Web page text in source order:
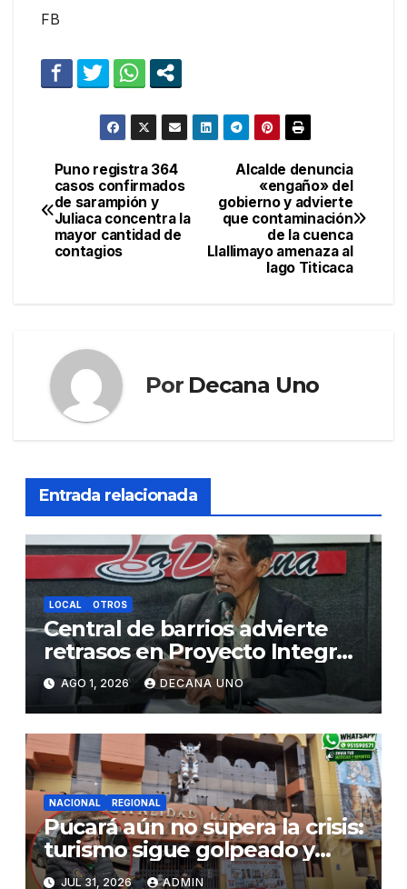
FB
Navegación
de
entradas
Alcalde denuncia
«engaño» del
gobierno y advierte
que contaminación
de la cuenca
Llallimayo amenaza al
lago Titicaca
Puno registra 364
casos confirmados
de sarampión y
Juliaca concentra la
mayor cantidad de
contagios
Por Decana Uno
Entrada relacionada
LOCAL OTROS
Central de barrios advierte
retrasos en Proyecto Integral
de Agua y Alcantarillado para
Juliaca
AGO 1, 2026 DECANA UNO
NACIONAL REGIONAL
Pucará aún no supera la crisis:
turismo sigue golpeado y
alcaldesa exige al nuevo
JUL 31, 2026 ADMIN